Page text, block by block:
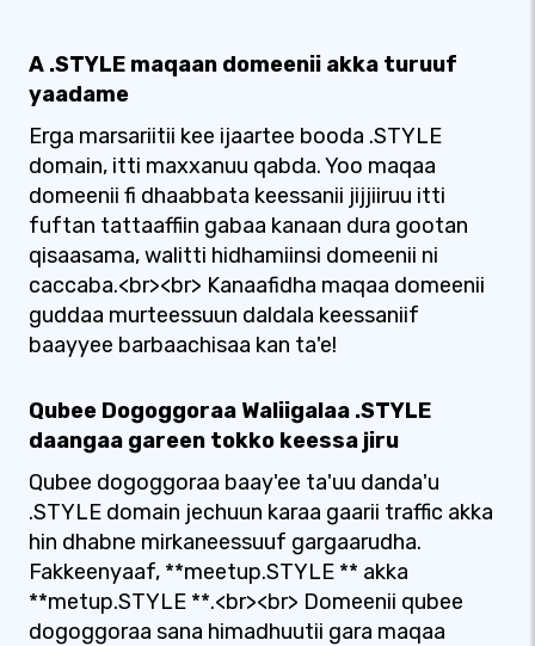
A .STYLE maqaan domeenii akka turuuf
yaadame
Erga marsariitii kee ijaartee booda .STYLE
domain, itti maxxanuu qabda. Yoo maqaa
domeenii fi dhaabbata keessanii jijjiiruu itti
fuftan tattaaffiin gabaa kanaan dura gootan
qisaasama, walitti hidhamiinsi domeenii ni
caccaba.<br><br> Kanaafidha maqaa domeenii
guddaa murteessuun daldala keessaniif
baayyee barbaachisaa kan ta'e!
Qubee Dogoggoraa Waliigalaa .STYLE
daangaa gareen tokko keessa jiru
Qubee dogoggoraa baay'ee ta'uu danda'u
.STYLE domain jechuun karaa gaarii traffic akka
hin dhabne mirkaneessuuf gargaarudha.
Fakkeenyaaf, **meetup.STYLE ** akka
**metup.STYLE **.<br><br> Domeenii qubee
dogoggoraa sana himadhuutii gara maqaa